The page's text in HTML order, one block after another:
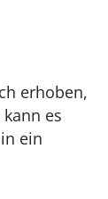
erhoben,
es
ein